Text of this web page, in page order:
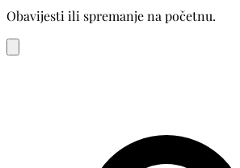
Obavijesti ili spremanje na početnu.